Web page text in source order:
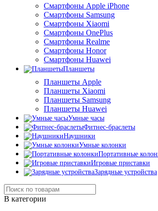
Смартфоны Apple iPhone
Смартфоны Samsung
Смартфоны Xiaomi
Смартфоны OnePlus
Смартфоны Realme
Смартфоны Honor
Смартфоны Huawei
Планшеты
Планшеты Apple
Планшеты Xiaomi
Планшеты Samsung
Планшеты Huawei
Умные часы
Фитнес-браслеты
Наушники
Умные колонки
Портативные
Игровые приставки
Зарядные устройства
В категории